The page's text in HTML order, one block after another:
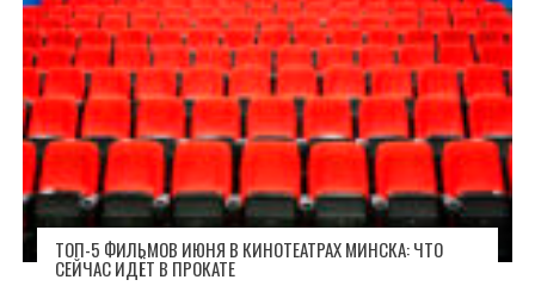
ТОП-5 ФИЛЬМОВ ИЮНЯ В КИНОТЕАТРАХ МИНСКА: ЧТО
СЕЙЧАС ИДЁТ В ПРОКАТЕ